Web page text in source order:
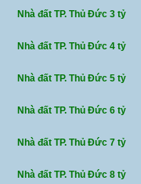
Nhà đất TP. Thủ Đức 3 tỷ
Nhà đất TP. Thủ Đức 4 tỷ
Nhà đất TP. Thủ Đức 5 tỷ
Nhà đất TP. Thủ Đức 6 tỷ
Nhà đất TP. Thủ Đức 7 tỷ
Nhà đất TP. Thủ Đức 8 tỷ